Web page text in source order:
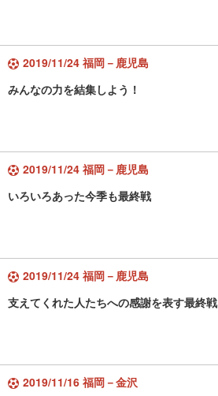
2019/11/24 福岡－鹿児島
みんなの力を結集しよう！
2019/11/24 福岡－鹿児島
いろいろあった今季も最終戦
2019/11/24 福岡－鹿児島
支えてくれた人たちへの感謝を表す最終戦
2019/11/16 福岡－金沢